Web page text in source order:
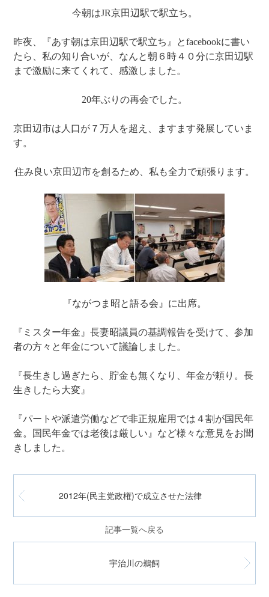
今朝はJR京田辺駅で駅立ち。
昨夜、『あす朝は京田辺駅で駅立ち』とfacebookに書い
たら、私の知り合いが、なんと朝６時４０分に京田辺駅
まで激励に来てくれて、感激しました。
20年ぶりの再会でした。
京田辺市は人口が７万人を超え、ますます発展していま
す。
住み良い京田辺市を創るため、私も全力で頑張ります。
『ながつま昭と語る会』に出席。
『ミスター年金』長妻昭議員の基調報告を受けて、参加
者の方々と年金について議論しました。
『長生きし過ぎたら、貯金も無くなり、年金が頼り。長
生きしたら大変』
『パートや派遣労働などで非正規雇用では４割が国民年
金。国民年金では老後は厳しい』など様々な意見をお聞
きしました。
2012年(民主党政権)で成立させた法律
記事一覧へ戻る
宇治川の鵜飼